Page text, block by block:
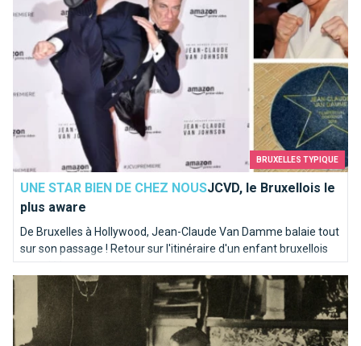
BRUXELLES TYPIQUE
UNE STAR BIEN DE CHEZ NOUSJCVD, le Bruxellois le
plus aware
De Bruxelles à Hollywood, Jean-Claude Van Damme balaie tout
sur son passage ! Retour sur l'itinéraire d'un enfant bruxellois
musclé !
Victor Horta, père de l’Art nouveau à Bruxelles